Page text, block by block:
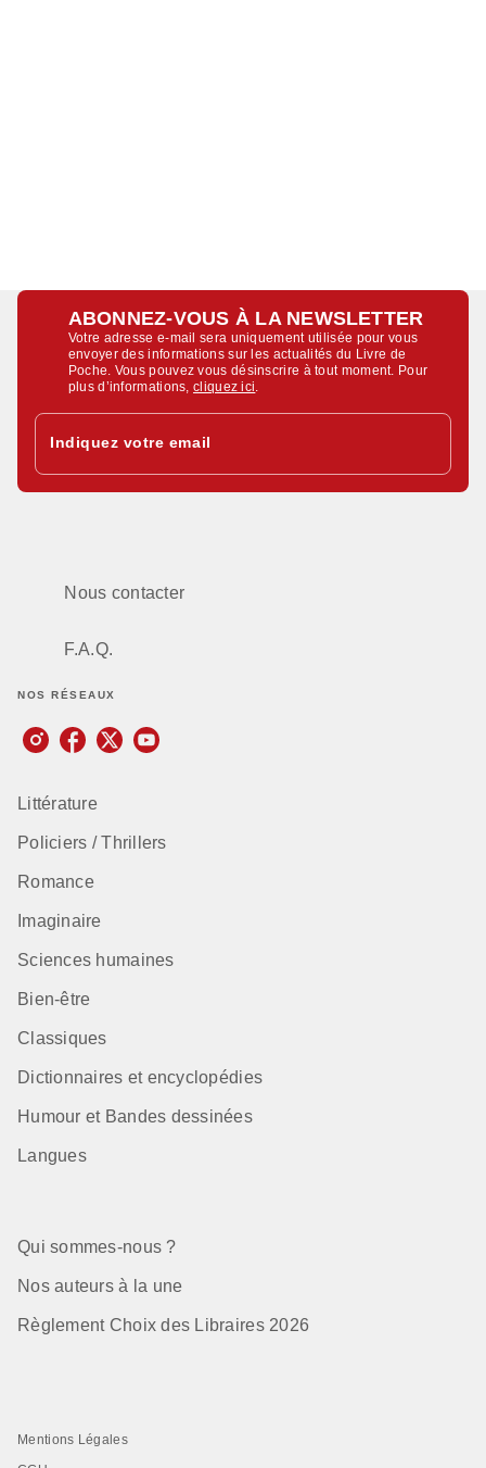
ABONNEZ-VOUS À LA NEWSLETTER
Votre adresse e-mail sera uniquement utilisée pour vous
envoyer des informations sur les actualités du Livre de
Poche. Vous pouvez vous désinscrire à tout moment. Pour
plus d’informations,cliquez ici
Indiquez votre email
Nous contacter
F.A.Q.
NOS RÉSEAUX
Littérature
Policiers / Thrillers
Romance
Imaginaire
Sciences humaines
Bien-être
Classiques
Dictionnaires et encyclopédies
Humour et Bandes dessinées
Langues
Qui sommes-nous ?
Nos auteurs à la une
Règlement Choix des Libraires 2026
Mentions Légales